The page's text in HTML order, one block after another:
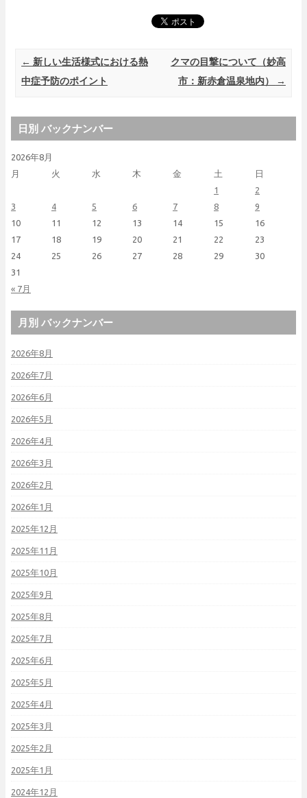
Post navigation
← 新しい生活様式における熱
中症予防のポイント
クマの目撃について（妙高
市：新赤倉温泉地内）
→
日別 バックナンバー
2026年8月
月
火 水 木 金 土 日
« 7月
1
2
3
4 5 6 7 8
9
10
11 12 13 14 15
16
17
18 19 20 21 22
23
24
25 26 27 28 29
30
31
月別 バックナンバー
2026年8月
2026年7月
2026年6月
2026年5月
2026年4月
2026年3月
2026年2月
2026年1月
2025年12月
2025年11月
2025年10月
2025年9月
2025年8月
2025年7月
2025年6月
2025年5月
2025年4月
2025年3月
2025年2月
2025年1月
2024年12月